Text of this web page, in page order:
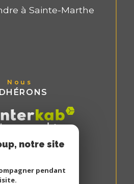
à Sainte-Marthe
Nous
notre site
pendant